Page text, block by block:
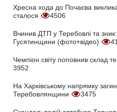
Хресна хода до Почаєва
сталося
4506
Вчинив ДТП у Теребовлі та
Гусятинщини (фото+відео)
Чемпіон світу поповнив склад
3952
На Харківському напрямку
Теребовлянщини
3475